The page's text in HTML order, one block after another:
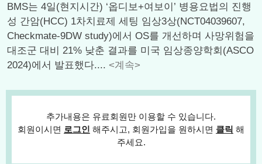
BMS는 4일(현지시간) ‘옵디보+여보이’ 병용요법의 진행
성 간암(HCC) 1차치료제 세팅 임상3상(NCT04039607,
Checkmate-9DW study)에서 OS를 개선하며 사망위험을
대조군 대비 21% 낮춘 결과를 미국 임상종양학회(ASCO
2024)에서 발표했다.... <계속>
추가내용은 유료회원만 이용할 수 있습니다.
회원이시면 로그인 해주시고, 회원가입을 원하시면 클릭 해
주세요.